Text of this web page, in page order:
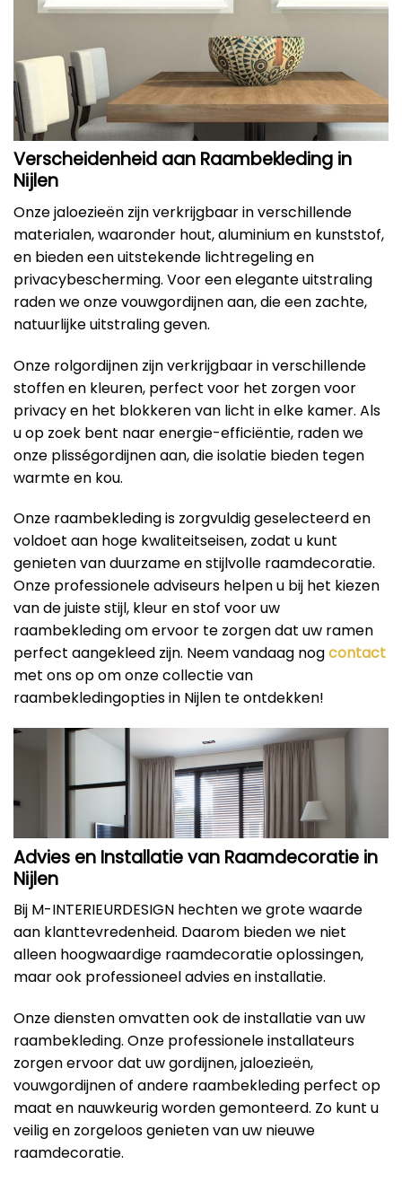
Verscheidenheid aan Raambekleding in
Nijlen
Onze jaloezieën zijn verkrijgbaar in verschillende
materialen, waaronder hout, aluminium en kunststof,
en bieden een uitstekende lichtregeling en
privacybescherming. Voor een elegante uitstraling
raden we onze vouwgordijnen aan, die een zachte,
natuurlijke uitstraling geven.
Onze rolgordijnen zijn verkrijgbaar in verschillende
stoffen en kleuren, perfect voor het zorgen voor
privacy en het blokkeren van licht in elke kamer. Als
u op zoek bent naar energie-efficiëntie, raden we
onze plisségordijnen aan, die isolatie bieden tegen
warmte en kou.
Onze raambekleding is zorgvuldig geselecteerd en
voldoet aan hoge kwaliteitseisen, zodat u kunt
genieten van duurzame en stijlvolle raamdecoratie.
Onze professionele adviseurs helpen u bij het kiezen
van de juiste stijl, kleur en stof voor uw
raambekleding om ervoor te zorgen dat uw ramen
perfect aangekleed zijn. Neem vandaag nogcontact
met ons op om onze collectie van
raambekledingopties in Nijlen te ontdekken!
Advies en Installatie van Raamdecoratie in
Nijlen
Bij M-INTERIEURDESIGN hechten we grote waarde
aan klanttevredenheid. Daarom bieden we niet
alleen hoogwaardige raamdecoratie oplossingen,
maar ook professioneel advies en installatie.
Onze diensten omvatten ook de installatie van uw
raambekleding. Onze professionele installateurs
zorgen ervoor dat uw gordijnen, jaloezieën,
vouwgordijnen of andere raambekleding perfect op
maat en nauwkeurig worden gemonteerd. Zo kunt u
veilig en zorgeloos genieten van uw nieuwe
raamdecoratie.